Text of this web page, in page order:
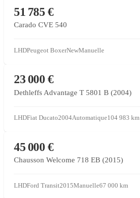
CONCESSIONNAIRE PARTENAIRE
51 785 €
Carado CVE 540
LHDPeugeot BoxerNewManuelle
CONCESSIONNAIRE PARTENAIRE
23 000 €
Dethleffs Advantage T 5801 B (2004)
LHDFiat Ducato2004Automatique104 983 km
CONCESSIONNAIRE PARTENAIRE
45 000 €
Chausson Welcome 718 EB (2015)
LHDFord Transit2015Manuelle67 000 km